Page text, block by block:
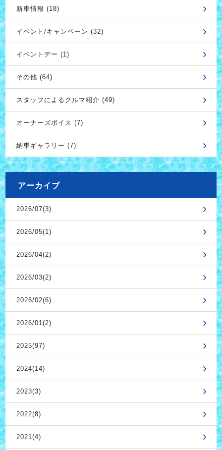
新車情報 (18)
イベント/キャンペーン (32)
イベントデー (1)
その他 (64)
スタッフによるクルマ紹介 (49)
オーナーズボイス (7)
納車ギャラリー (7)
アーカイブ
2026/07(3)
2026/05(1)
2026/04(2)
2026/03(2)
2026/02(6)
2026/01(2)
2025(97)
2024(14)
2023(3)
2022(8)
2021(4)